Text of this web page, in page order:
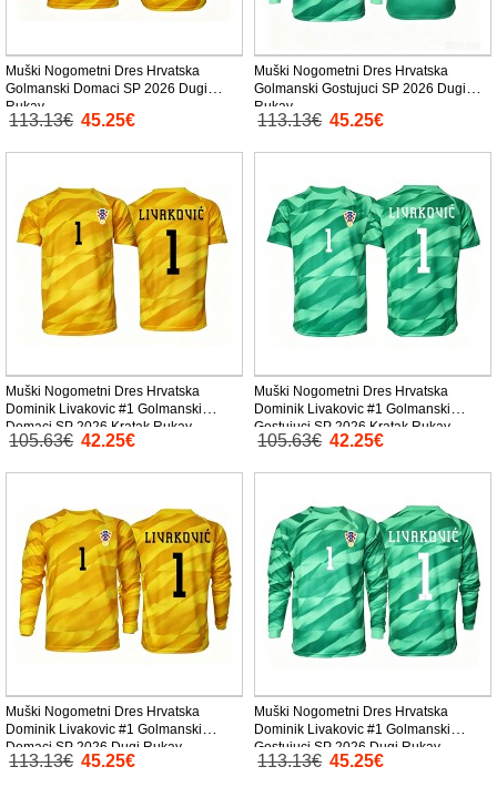
Muški Nogometni Dres Hrvatska
Golmanski Domaci SP 2026 Dugi
Rukav
113.13€ 45.25€
Muški Nogometni Dres Hrvatska
Golmanski Gostujuci SP 2026 Dugi
Rukav
113.13€ 45.25€
Muški Nogometni Dres Hrvatska
Dominik Livakovic #1 Golmanski
Domaci SP 2026 Kratak Rukav
105.63€ 42.25€
Muški Nogometni Dres Hrvatska
Dominik Livakovic #1 Golmanski
Gostujuci SP 2026 Kratak Rukav
105.63€ 42.25€
Muški Nogometni Dres Hrvatska
Dominik Livakovic #1 Golmanski
Domaci SP 2026 Dugi Rukav
113.13€ 45.25€
Muški Nogometni Dres Hrvatska
Dominik Livakovic #1 Golmanski
Gostujuci SP 2026 Dugi Rukav
113.13€ 45.25€